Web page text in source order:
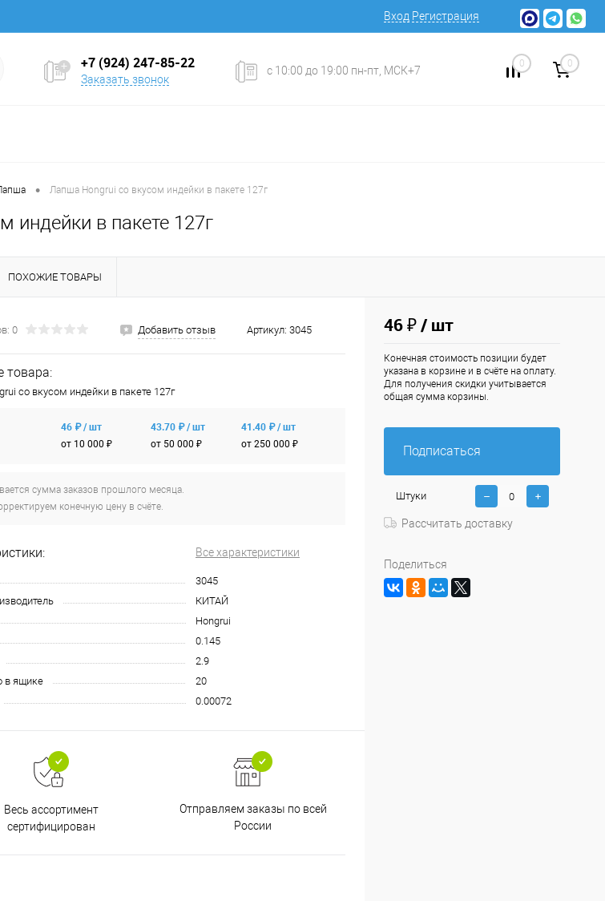
Вход Регистрация
+7 (924) 247-85-22
Заказать звонок
с 10:00 до 19:00 пн-пт, МСК+7
0 0
• Лапша Hongrui со вкусом индейки в пакете 127г
индейки в пакете 127г
ПОХОЖИЕ ТОВАРЫ
0 Добавить отзыв Артикул: 3045
товара:
со вкусом индейки в пакете 127г
46 ₽ / шт
от 10 000 ₽
43.70 ₽ / шт
от 50 000 ₽
41.40 ₽ / шт
от 250 000 ₽
сумма заказов прошлого месяца.
конечную цену в счёте.
Все характеристики
3045
КИТАЙ
Hongrui
0.145
2.9
в ящике
20
0.00072
Весь ассортимент
сертифицирован
Отправляем заказы по всей
России
46 ₽/ шт
Конечная стоимость позиции будет
указана в корзине и в счёте на оплату.
Для получения скидки учитывается
общая сумма корзины.
Подписаться
Штуки
Рассчитать доставку
Поделиться